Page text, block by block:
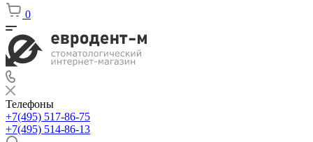
0
Телефоны
+7(495) 517-86-75
+7(495) 514-86-13